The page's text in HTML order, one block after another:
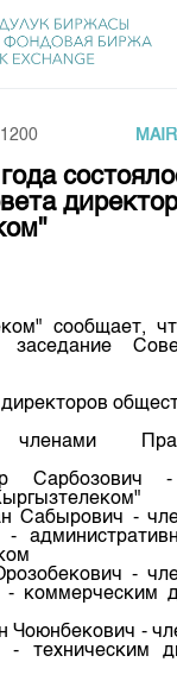
KG login
документы
сектор
информации
KG
база
информации
торгов
металлам
по ГЦБ
1200
сообщает,
заседание
Сарбозович -
Сабырович -
-
-
- коммерческим
Чоюнбекович -
- техническим